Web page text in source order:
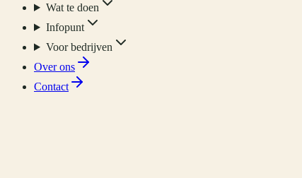
Wat te doen
Infopunt
Voor bedrijven
Over ons
Contact